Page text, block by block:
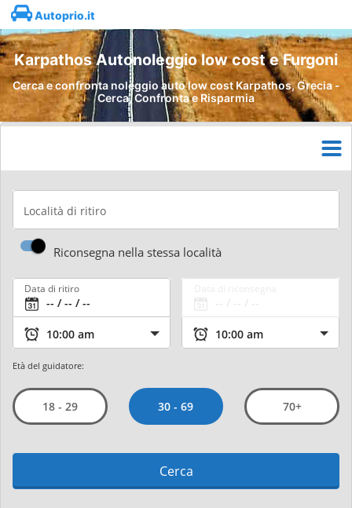
Autoprio.it
Karpathos Autonoleggio low cost e Furgoni
Cerca e confronta noleggio auto low cost Karpathos, Grecia -
Cerca, Confronta e Risparmia
Località di ritiro
Riconsegna nella stessa località
Data di ritiro
Età del guidatore:
18 - 29 30 - 69 70+
Cerca